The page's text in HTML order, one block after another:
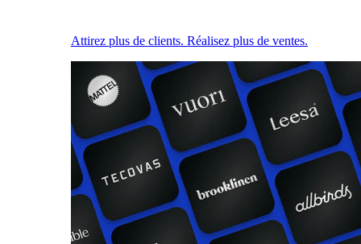
Attirez plus de clients. Réalisez plus de ventes.